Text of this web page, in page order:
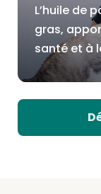
L’huile de
gras,
santé et à